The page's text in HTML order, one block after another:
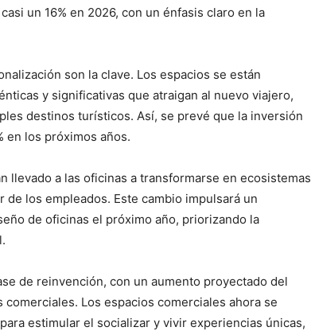
un 16% en 2026, con un énfasis claro en la
son la clave. Los espacios se están
y significativas que atraigan al nuevo viajero,
destinos turísticos. Así, se prevé que la inversión
en los próximos años.
llevado a las oficinas a transformarse en ecosistemas
los empleados. Este cambio impulsará un
de oficinas el próximo año, priorizando la
de reinvención, con un aumento proyectado del
Los espacios comerciales ahora se
estimular el socializar y vivir experiencias únicas,